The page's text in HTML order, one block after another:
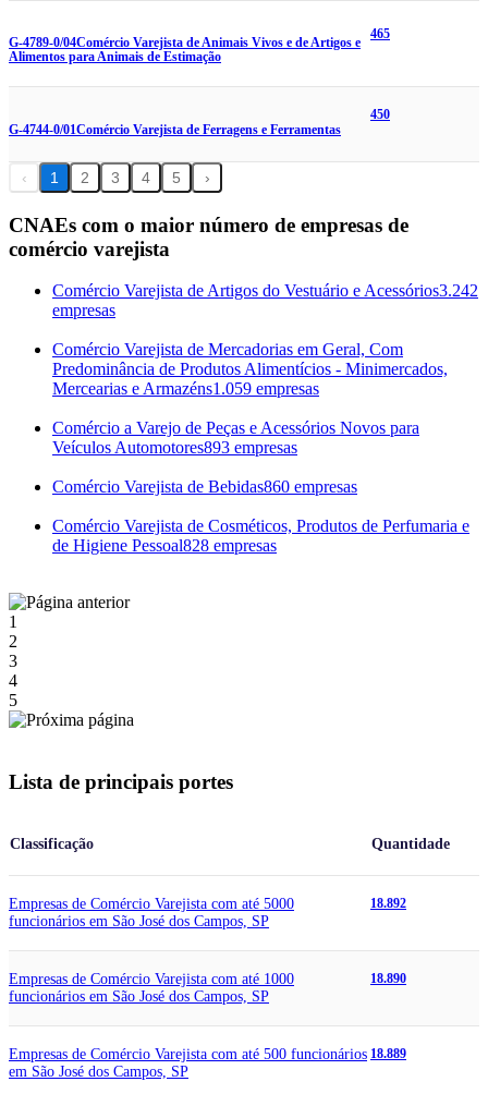
G-4789-0/04Comércio Varejista de Animais Vivos e de Artigos e
Alimentos para Animais de Estimação
465
G-4744-0/01Comércio Varejista de Ferragens e Ferramentas
450
‹ 1 2 3 4 5 ›
CNAEs com o maior número de empresas de
comércio varejista
Comércio Varejista de Artigos do Vestuário e Acessórios3.242
empresas
Comércio Varejista de Mercadorias em Geral, Com
Predominância de Produtos Alimentícios - Minimercados,
Mercearias e Armazéns1.059 empresas
Comércio a Varejo de Peças e Acessórios Novos para
Veículos Automotores893 empresas
Comércio Varejista de Bebidas860 empresas
Comércio Varejista de Cosméticos, Produtos de Perfumaria e
de Higiene Pessoal828 empresas
1
2
3
4
5
Lista de principais portes
Classificação Quantidade
Empresas de Comércio Varejista com até 5000
funcionários em São José dos Campos, SP
18.892
Empresas de Comércio Varejista com até 1000
funcionários em São José dos Campos, SP
18.890
Empresas de Comércio Varejista com até 500 funcionários
em São José dos Campos, SP
18.889